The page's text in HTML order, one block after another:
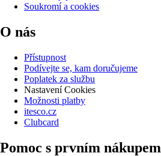
Soukromí a cookies
O nás
Přístupnost
Podívejte se, kam doručujeme
Poplatek za službu
Nastavení Cookies
Možnosti platby
itesco.cz
Clubcard
Pomoc s prvním nákupem